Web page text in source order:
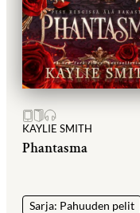
KAYLIE SMITH
Phantasma
Sarja: Pahuuden pelit